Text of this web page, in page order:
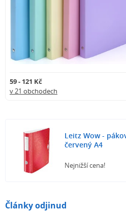
59 - 121 Kč
v 21 obchodech
Leitz Wow -
červený A4
Nejnižší cena!
Články odjinud